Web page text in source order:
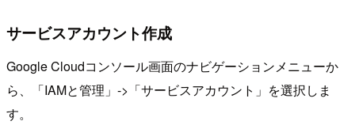
サービスアカウント作成
Google Cloudコンソール画面のナビゲーションメニューか
ら、「IAMと管理」->「サービスアカウント」を選択しま
す。